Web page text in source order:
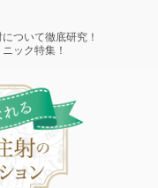
ついて徹底研究！
ック特集！